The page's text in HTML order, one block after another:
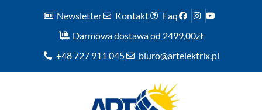
Newsletter Kontakt
Faq
Darmowa dostawa od 2499,00zł
+48 727 911 045
biuro@artelektrix.pl